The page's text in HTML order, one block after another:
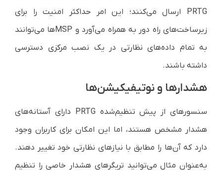
PRTG ارسال می‌کنند؛ این امر حداکثر امنیت را برای
زیرساخت‌های راه دور به همراه می‌آورد و MSPها می‌توانند
به تمام داده‌های نظارتی در یک نصب مرکزی دسترسی
داشته باشند.
هشدارها و نوتیفیکیشن‌ها
سنسورهای از پیش تنظیم‌شده PRTG دارای آستانه‌های
هشدار مشخص هستند، اما این امکان برای کاربران وجود
دارد که آن‌ها را مطابق با نیازهای نظارتی خود تغییر دهند.
به‌عنوان مثال می‌توانید تریگرهای هشدار خاصی را تنظیم